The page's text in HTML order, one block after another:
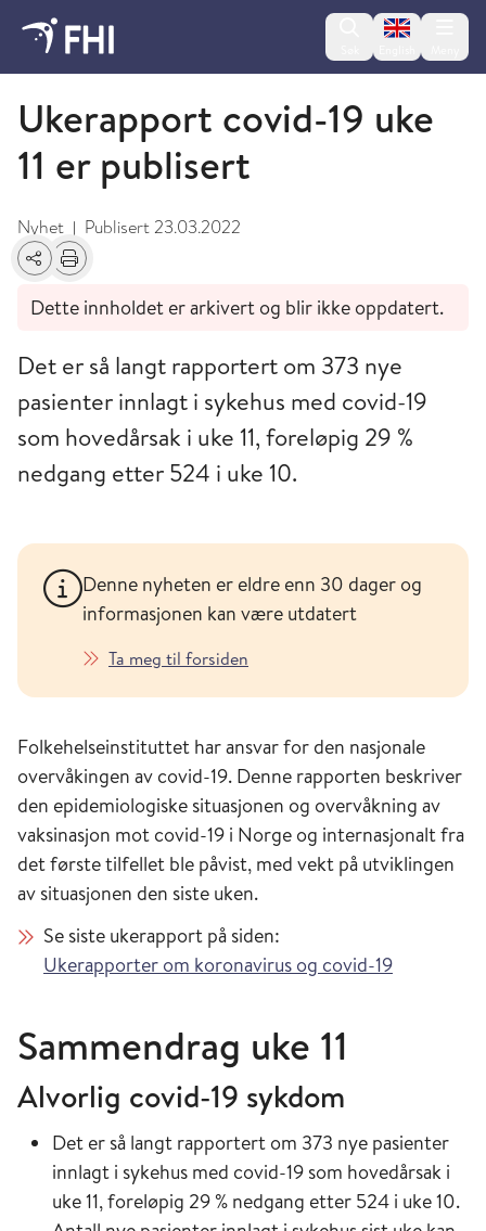
Change
Koronaviruset - arkiverte nyheter 2022
Ukerapport covid-19 uke
11 er publisert
Nyhet | Publisert23.03.2022
Del Skriv ut
Dette innholdet er arkivert og blir ikke oppdatert.
Det er så langt rapportert om 373 nye
pasienter innlagt i sykehus med covid-19
som hovedårsak i uke 11, foreløpig 29 %
nedgang etter 524 i uke 10.
Denne nyheten er eldre enn 30 dager og
informasjonen kan være utdatert
Ta meg til forsiden
Folkehelseinstituttet har ansvar for den nasjonale
overvåkingen av covid-19. Denne rapporten beskriver
den epidemiologiske situasjonen og overvåkning av
vaksinasjon mot covid-19 i Norge og internasjonalt fra
det første tilfellet ble påvist, med vekt på utviklingen
av situasjonen den siste uken.
Se siste ukerapport på siden:
Ukerapporter om koronavirus og covid-19
Sammendrag uke 11
Alvorlig covid-19 sykdom
Det er så langt rapportert om 373 nye pasienter
innlagt i sykehus med covid-19 som hovedårsak i
uke 11, foreløpig 29 % nedgang etter 524 i uke 10.